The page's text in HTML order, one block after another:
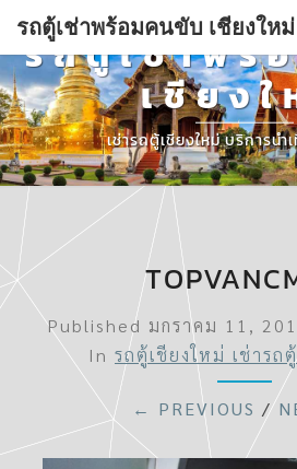
รถตู้เช่าพร้อมคนขับ เชียงใหม่
รถตู้เช่าพร้
เชียง
เช่ารถตู้เชียงใหม่ บริการนำ
Published มกราคม 11,
In รถตู้เชียงใหม่ เช่าร
← PREVIOUS /